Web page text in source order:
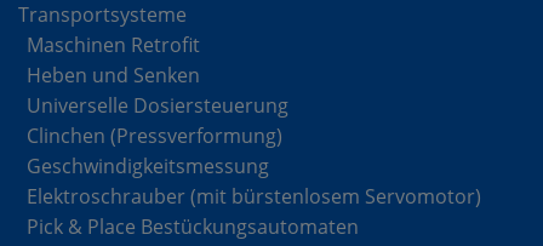
Transportsysteme
Maschinen Retrofit
Heben und Senken
Universelle Dosiersteuerung
Clinchen (Pressverformung)
Geschwindigkeitsmessung
Elektroschrauber (mit bürstenlosem Servomotor)
Pick & Place Bestückungsautomaten